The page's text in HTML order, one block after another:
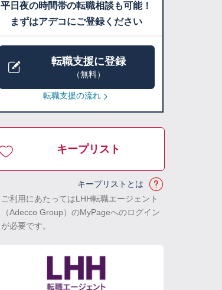
平日夜の時間帯の転職相談も可能！
まずはアデコにご登録ください
転職支援に登録
（無料）
転職支援の流れ
キープリスト
キープリストとは
ご利用にあたってはLHH転職エージェント
（Adecco Group）のMyPageへのログイン
が必要です。